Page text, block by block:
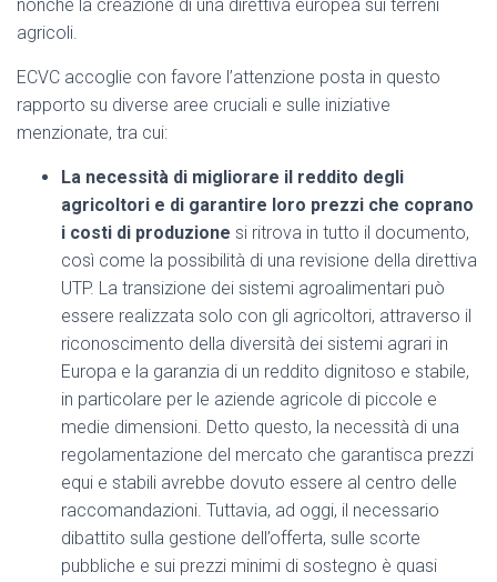
nonché la creazione di una direttiva europea sui terreni
agricoli.
ECVC accoglie con favore l’attenzione posta in questo
rapporto su diverse aree cruciali e sulle iniziative
menzionate, tra cui:
La necessità di migliorare il reddito degli
agricoltori e di garantire loro prezzi che coprano
i costi di produzione si ritrova in tutto il documento,
così come la possibilità di una revisione della direttiva
UTP. La transizione dei sistemi agroalimentari può
essere realizzata solo con gli agricoltori, attraverso il
riconoscimento della diversità dei sistemi agrari in
Europa e la garanzia di un reddito dignitoso e stabile,
in particolare per le aziende agricole di piccole e
medie dimensioni. Detto questo, la necessità di una
regolamentazione del mercato che garantisca prezzi
equi e stabili avrebbe dovuto essere al centro delle
raccomandazioni. Tuttavia, ad oggi, il necessario
dibattito sulla gestione dell’offerta, sulle scorte
pubbliche e sui prezzi minimi di sostegno è quasi